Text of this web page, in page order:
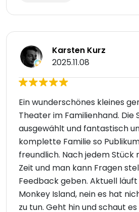
Karsten Kurz
2025.11.08
Ein wunderschönes kleines
Theater im Familienhand. Die
ausgewählt und fantastisch
komplette Familie so
freundlich. Nach jedem Stück
Zeit und man kann Fragen
Feedback geben. Aktuell läuft
Monkey Island, nein es hat
zu tun. Geht hin und schaut es